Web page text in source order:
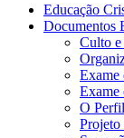
Educação
Documentos
Culto
Exame
Exame
O
Projeto